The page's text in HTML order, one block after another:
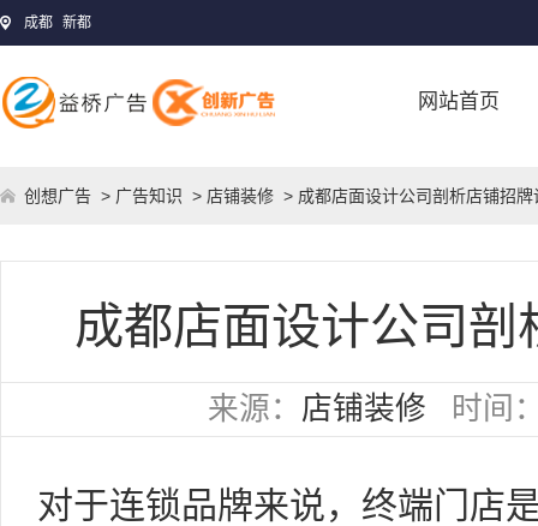
成都 新都
网站首页
创想广告 > 广告知识 > 店铺装修 > 成都店面设计公司剖析店铺招牌
成都店面设计公司
来源： 店铺装修 时间
对于连锁品牌来说，终端门店